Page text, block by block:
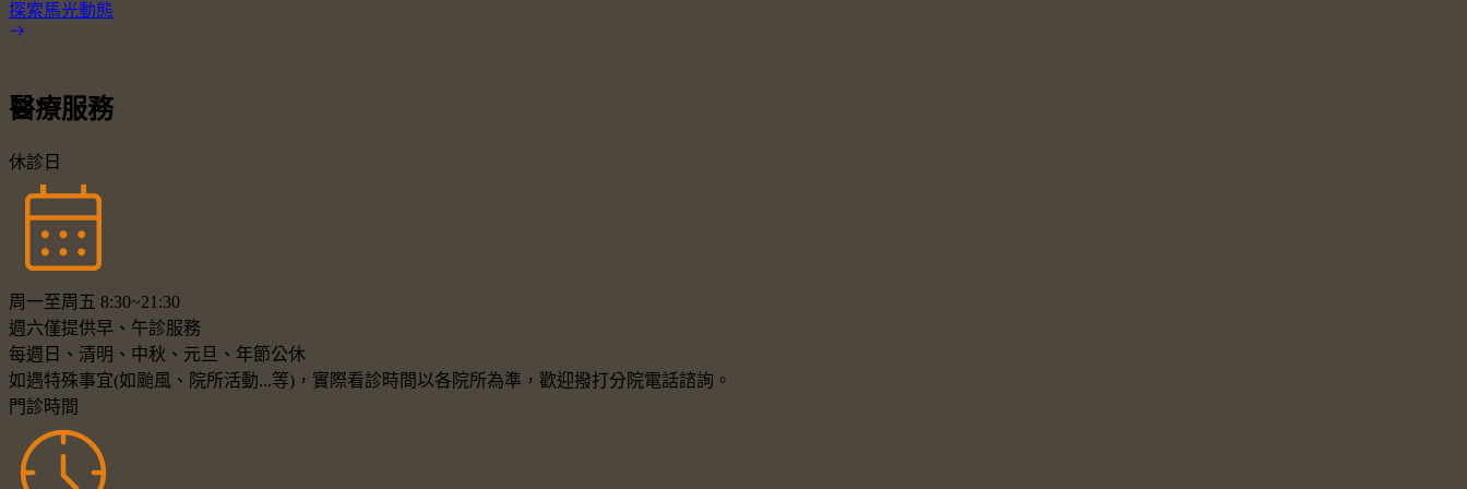
探索馬光動態
醫療服務
休診日
周一至周五 8:30~21:30
週六僅提供早、午診服務
每週日、清明、中秋、元旦、年節公休
如遇特殊事宜(如颱風、院所活動...等)，實際看診時間以各院所為準，歡迎撥打分院電話諮詢。
門診時間